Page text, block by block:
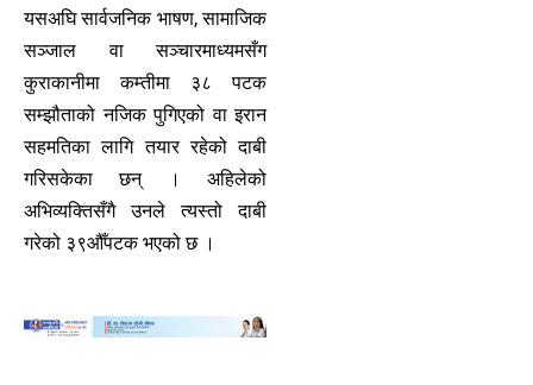
यसअघि सार्वजनिक भाषण, सामाजिक
सञ्जाल वा सञ्चारमाध्यमसँग
कुराकानीमा कम्तीमा ३८ पटक
सम्झौताको नजिक पुगिएको वा इरान
सहमतिका लागि तयार रहेको दाबी
गरिसकेका छन् । अहिलेको
अभिव्यक्तिसँगै उनले त्यस्तो दाबी
गरेको ३९औँपटक भएको छ ।